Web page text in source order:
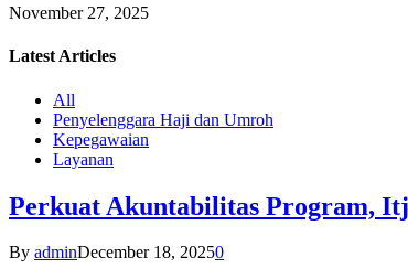
November 27, 2025
Latest Articles
All
Penyelenggara Haji dan Umroh
Kepegawaian
Layanan
Perkuat Akuntabilitas Program,
By adminDecember 18, 20250